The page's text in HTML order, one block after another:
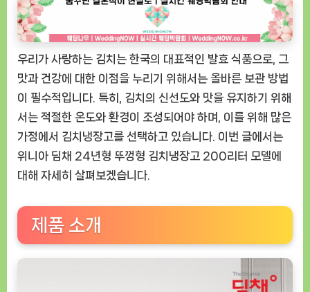
위
니
아
딤
채
24
년
형
형
치
냉
우리가 사랑하는 김치는 한국의 대표적인 발효 식품으로, 그
맛과 건강에 대한 이점을 누리기 위해서는 올바른 보관 방법
이 필수적입니다. 특히, 김치의 신선도와 맛을 유지하기 위해
서는 적절한 온도와 환경이 조성되어야 하며, 이를 위해 많은
가정에서 김치냉장고를 선택하고 있습니다. 이번 글에서는
위니아 딤채 24년형 뚜껑형 김치냉장고 200리터 모델에
대해 자세히 살펴보겠습니다.
제품 소개